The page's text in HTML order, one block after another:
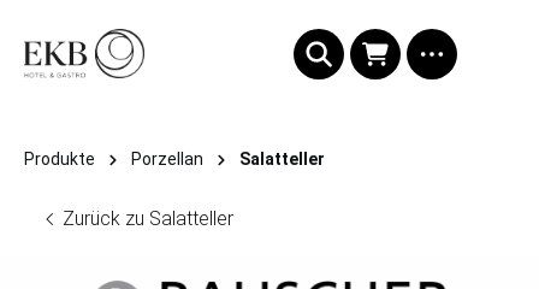
Produkte Porzellan Salatteller
Zurück zu Salatteller